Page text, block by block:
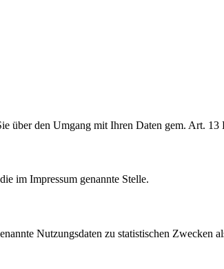
über den Umgang mit Ihren Daten gem. Art.
im Impressum genannte Stelle.
Nutzungsdaten zu statistischen Zwecken